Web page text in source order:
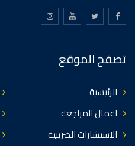
تصفح الموقع
الرئيسية
اعمال المراجعة
الاستشارات الضريبية